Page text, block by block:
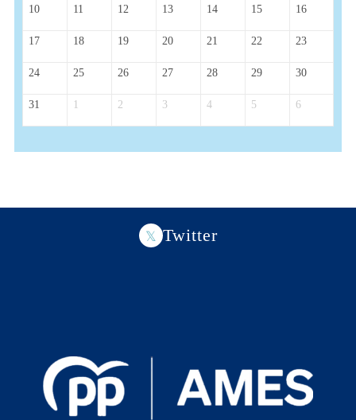
10 11 12 13 14 15 16
17 18 19 20 21 22 23
24 25 26 27 28 29 30
31 1 2 3 4 5 6
Twitter